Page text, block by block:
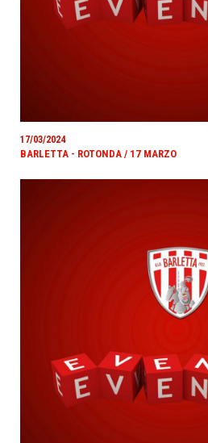
17/03/2024
BARLETTA - ROTONDA / 17 MARZO